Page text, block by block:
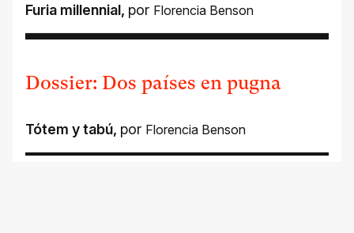
Furia millennial, por Florencia Benson
Dossier: Dos países en pugna
Tótem y tabú, por Florencia Benson